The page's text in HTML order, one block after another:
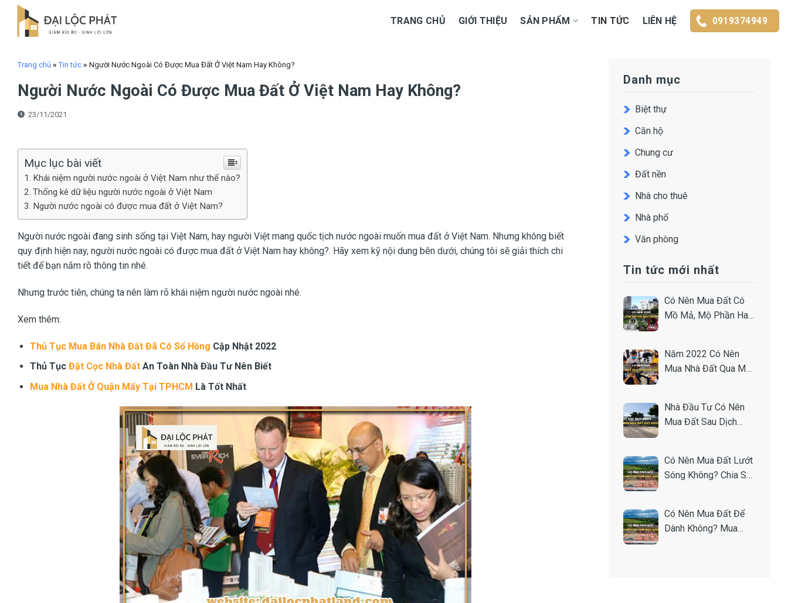
Skip
content
TRANG CHỦ GIỚI THIỆU SẢN PHẨM TIN TỨC LIÊN HỆ 0919374949
Trang chủ »Tin tức » Người Nước Ngoài Có Được Mua Đất Ở Việt Nam Hay Không?
Người Nước Ngoài Có Được Mua Đất Ở Việt Nam Hay Không?
23/11/2021
Mục lục bài viết
Khái niệm người nước ngoài ở Việt Nam như thế nào?
Thống kê dữ liệu người nước ngoài ở Việt Nam
Người nước ngoài có được mua đất ở Việt Nam?
Người nước ngoài đang sinh sống tại Việt Nam, hay người Việt mang quốc tịch nước ngoài muốn mua đất ở Việt Nam. Nhưng không biết
quy định hiện nay, người nước ngoài có được mua đất ở Việt Nam hay không?. Hãy xem kỹ nội dung bên dưới, chúng tôi sẽ giải thích chi
tiết để bạn nắm rõ thông tin nhé.
Nhưng trước tiên, chúng ta nên làm rõ khái niệm người nước ngoài nhé.
Xem thêm:
Thủ Tục Mua Bán Nhà Đất Đã Có Sổ Hồng Cập Nhật 2022
Thủ Tục Đặt Cọc Nhà ĐấtAn Toàn Nhà Đầu Tư Nên Biết
Mua Nhà Đất Ở Quận Mấy Tại TPHCM Là Tốt Nhất
Danh mục
Biệt thự
Căn hộ
Chung cư
Đất nền
Nhà cho thuê
Nhà phố
Văn phòng
Tin tức mới nhất
Có Nên Mua Đất Có
Mồ Mả, Mộ Phần Hay
Năm 2022 Có Nên
Mua Nhà Đất Qua Môi
Nhà Đầu Tư Có Nên
Mua Đất Sau Dịch
Có Nên Mua Đất Lướt
Sóng Không? Chia Sẻ
Có Nên Mua Đất Để
Dành Không? Mua